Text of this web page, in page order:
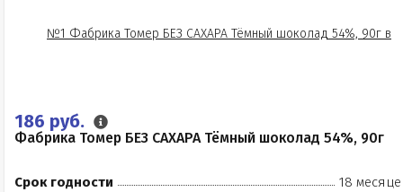
186 руб.
Фабрика Томер БЕЗ САХАРА Тёмный шоколад 54%, 90г
Срок годности
18